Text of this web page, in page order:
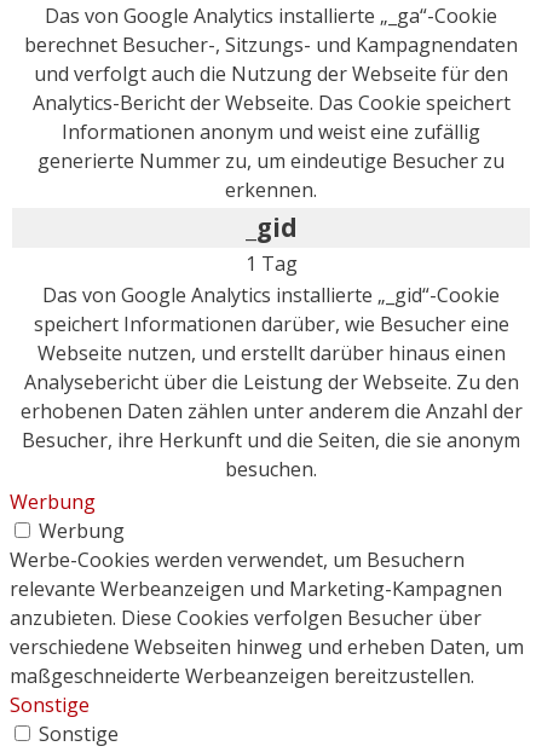
Das von Google Analytics installierte „_ga“-Cookie
berechnet Besucher-, Sitzungs- und Kampagnendaten
und verfolgt auch die Nutzung der Webseite für den
Analytics-Bericht der Webseite. Das Cookie speichert
Informationen anonym und weist eine zufällig
generierte Nummer zu, um eindeutige Besucher zu
erkennen.
_gid
1 Tag
Das von Google Analytics installierte „_gid“-Cookie
speichert Informationen darüber, wie Besucher eine
Webseite nutzen, und erstellt darüber hinaus einen
Analysebericht über die Leistung der Webseite. Zu den
erhobenen Daten zählen unter anderem die Anzahl der
Besucher, ihre Herkunft und die Seiten, die sie anonym
besuchen.
Werbung
Werbung
Werbe-Cookies werden verwendet, um Besuchern
relevante Werbeanzeigen und Marketing-Kampagnen
anzubieten. Diese Cookies verfolgen Besucher über
verschiedene Webseiten hinweg und erheben Daten, um
maßgeschneiderte Werbeanzeigen bereitzustellen.
Sonstige
Sonstige